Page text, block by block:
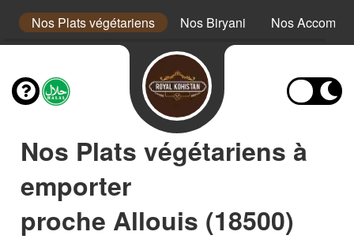
Nos Plats végétariens Nos Biryani Nos
Nos Plats végétariens à
emporter
proche Allouis (18500)